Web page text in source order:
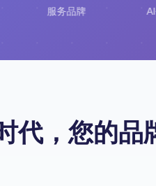
服务品牌
代，您的品